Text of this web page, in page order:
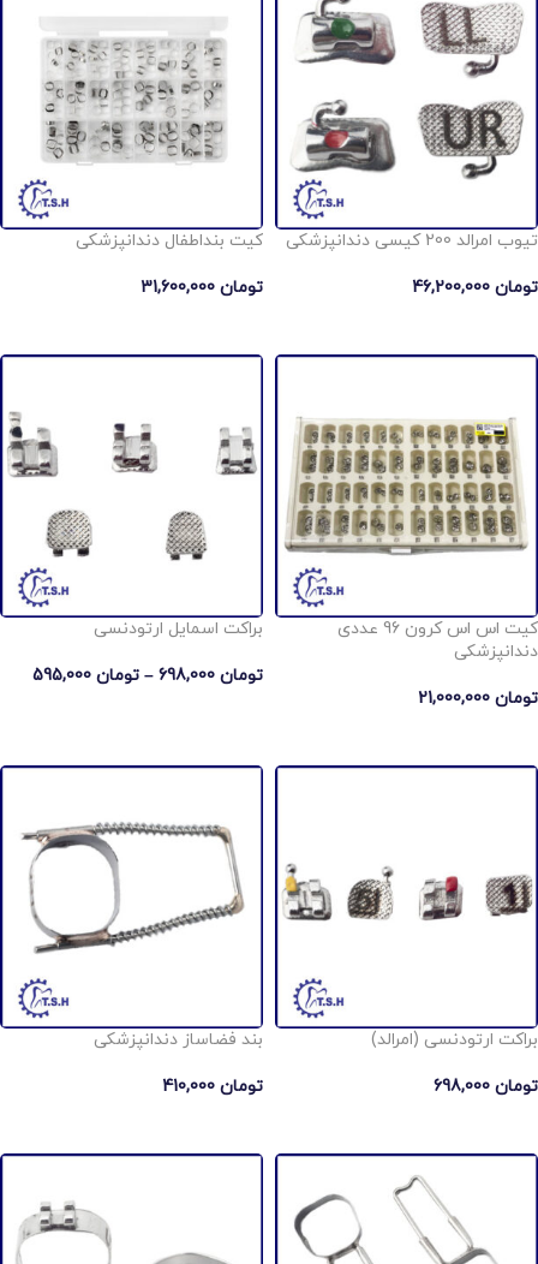
تیوب امرالد 200 کیسی دندانپزشکی
تومان
كيت بنداطفال دندانپزشکی
تومان
کیت اس اس كرون 96 عددی
دندانپزشکی
تومان
براکت اسمایل ارتودنسی
تومان – تومان
براکت ارتودنسی (امرالد)
تومان
بند فضاساز دندانپزشکی
تومان